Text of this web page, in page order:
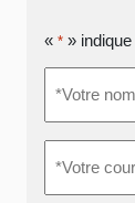
« * »
nom*
courriel*